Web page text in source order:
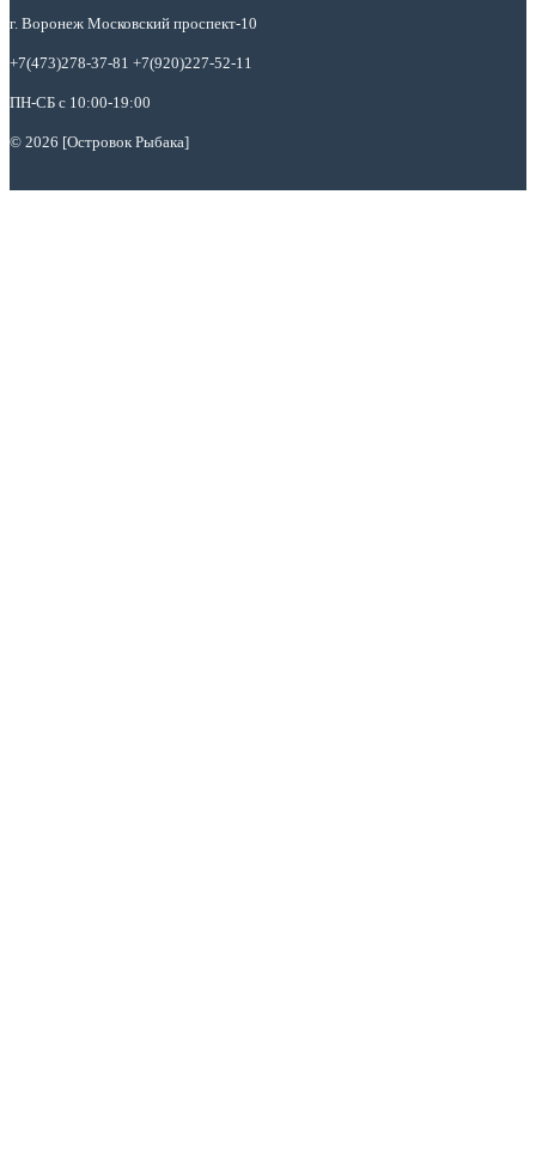
г. Воронеж Московский проспект-10
+7(473)278-37-81 +7(920)227-52-11
ПН-СБ с 10:00-19:00
© 2026 [Островок Рыбака]